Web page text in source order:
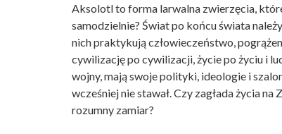
Aksolotl to forma larwalna zwierzęcia,
samodzielnie? Świat po końcu świata
nich praktykują człowieczeństwo,
cywilizację po cywilizacji, życie po życiu i
wojny, mają swoje polityki, ideologie i
wcześniej nie stawał. Czy zagłada życia
rozumny zamiar?